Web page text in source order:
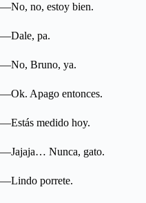
—No, no, estoy bien.
—Dale, pa.
—No, Bruno, ya.
—Ok. Apago entonces.
—Estás medido hoy.
—Jajaja… Nunca, gato.
—Lindo porrete.